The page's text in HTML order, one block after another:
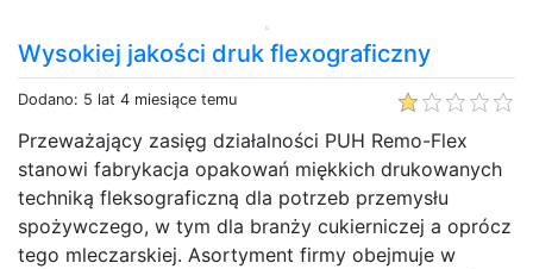
Wysokiej jakości druk flexograficzny
Dodano: 5 lat 4 miesiące temu
Przeważający zasięg działalności PUH Remo-Flex
stanowi fabrykacja opakowań miękkich drukowanych
techniką fleksograficzną dla potrzeb przemysłu
spożywczego, w tym dla branży cukierniczej a oprócz
tego mleczarskiej. Asortyment firmy obejmuje w